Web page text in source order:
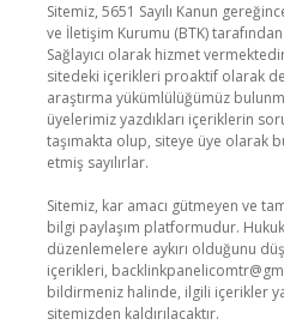
Sitemiz, 5651 Sayılı Kanun
ve İletişim Kurumu (BTK)
Sağlayıcı olarak hizmet
sitedeki içerikleri proaktif olarak
araştırma yükümlülüğümüz
üyelerimiz yazdıkları içeriklerin
taşımakta olup, siteye üye olarak
etmiş sayılırlar.
Sitemiz, kar amacı gütmeyen ve
bilgi paylaşım platformudur.
düzenlemelere aykırı olduğunu
içerikleri,
bildirmeniz halinde, ilgili içerikler
sitemizden kaldırılacaktır.